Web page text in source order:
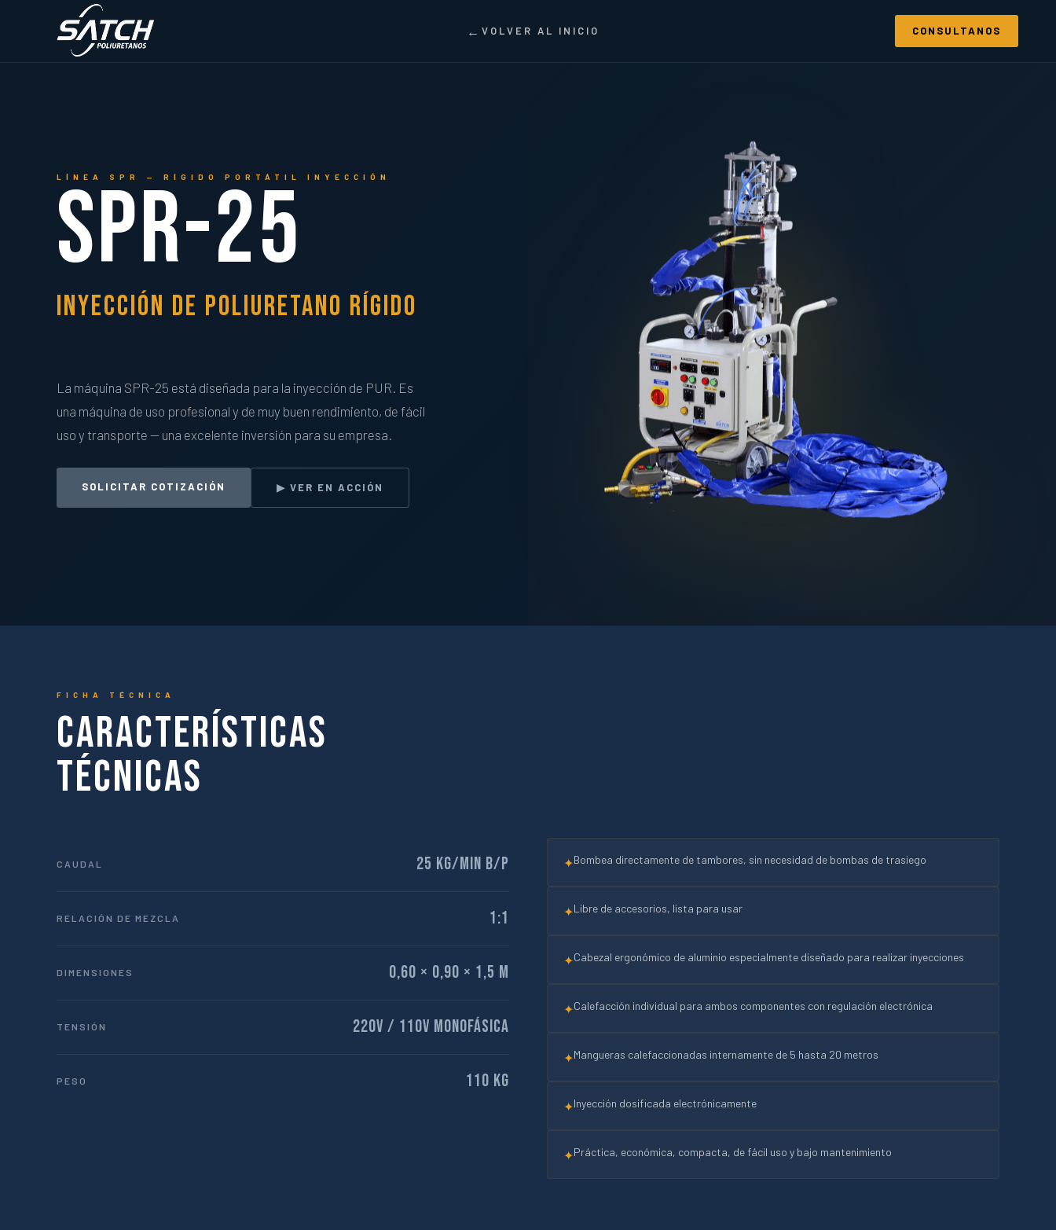
VOLVER AL INICIO CONSULTANOS
LÍNEA SPR — RÍGIDO PORTÁTIL INYECCIÓN
SPR-25
Inyección de Poliuretano Rígido
La máquina SPR-25 está diseñada para la inyección de PUR. Es
una máquina de uso profesional y de muy buen rendimiento, de fácil
uso y transporte — una excelente inversión para su empresa.
SOLICITAR COTIZACIÓN ▶ VER EN ACCIÓN
FICHA TÉCNICA
Características
Técnicas
CAUDAL 25 kg/min B/P
RELACIÓN DE MEZCLA 1:1
DIMENSIONES 0,60 × 0,90 × 1,5 m
TENSIÓN 220v / 110v Monofásica
PESO 110 kg
✦Bombea directamente de tambores, sin necesidad de bombas de trasiego
✦Libre de accesorios, lista para usar
✦Cabezal ergonómico de aluminio especialmente diseñado para realizar inyecciones
✦Calefacción individual para ambos componentes con regulación electrónica
✦Mangueras calefaccionadas internamente de 5 hasta 20 metros
✦Inyección dosificada electrónicamente
✦Práctica, económica, compacta, de fácil uso y bajo mantenimiento